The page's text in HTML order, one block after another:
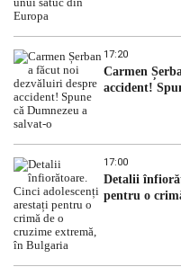
17:20
Carmen
accident!
17:00
Detalii
pentru o